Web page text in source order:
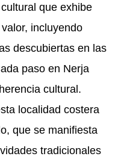
que exhibe
incluyendo
descubiertas en las
paso en Nerja
cultural.
localidad costera
que se manifiesta
tradicionales